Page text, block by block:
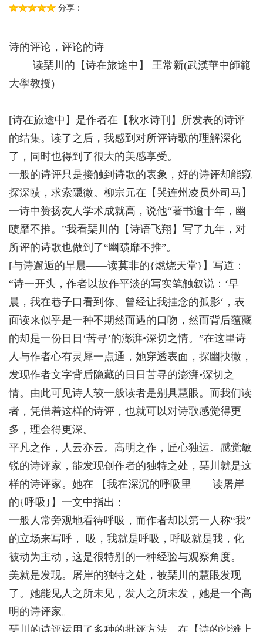
分享：
诗的评论，评论的诗
—— 读琹川的【诗在旅途中】 王常新(武漢華中師範
大學教授)
[诗在旅途中】是作者在【秋水诗刊】所发表的诗评
的结集。读了之后，我感到对所评诗歌的理解深化
了，同时也得到了很大的美感享受。
一般的诗评只是接触到诗歌的表象，好的诗评却能窥
探深赜，求索隠微。柳宗元在【哭连州凌员外司马】
一诗中赞扬友人学术成就高，说他“著书逾十年，幽
赜靡不推。”我看琹川的【诗语飞翔】写了九年，对
所评的诗歌也做到了“幽赜靡不推”。
[与诗邂逅的早晨——读莫非的{燃烧天堂}】写道：
“诗一开头，作者以故作平淡的写实笔触叙说：‘早
晨，我在巷子口看到你、曾经让我挂念的孤影‘，表
面读来似乎是一种不期然而遇的口吻，然而背后蕴藏
的却是一份日日‘苦寻’的澎湃•深切之情。”在这里诗
人与作者心有灵犀一点通，她穿透表面，探幽抉微，
发现作者文字背后隐藏的日日苦寻的澎湃•深切之
情。由此可见诗人较一般读者是别具慧眼。而我们读
者，凭借着这样的诗评，也就可以对诗歌感觉得更
多，理会得更深。
平凡之作，人云亦云。高明之作，匠心独运。感觉敏
锐的诗评家，能发现创作者的独特之处，琹川就是这
样的诗评家。她在 【我在深沉的呼吸里——读屠岸
的{呼吸}】一文中指出：
一般人常旁观地看待呼吸，而作者却以第一人称“我”
的立场来写呼， 吸，我就是呼吸，呼吸就是我，化
被动为主动，这是很特别的一种经验与观察角度。
美就是发现。屠岸的独特之处，被琹川的慧眼发现
了。她能见人之所未见，发人之所未发，她是一个高
明的诗评家。
琹川的诗评运用了多种的批评方法。在【诗的沙滩上